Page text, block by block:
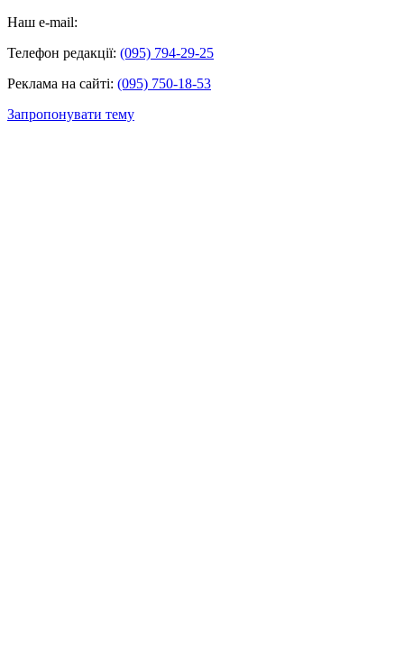
Наш e-mail:
Телефон редакції: (095) 794-29-25
Реклама на сайті: (095) 750-18-53
Запропонувати тему